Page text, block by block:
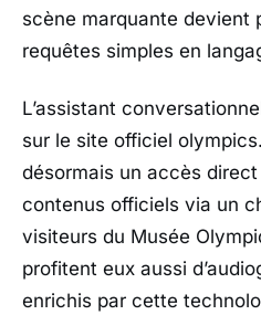
scène marquante devient
requêtes simples en
L’assistant
sur le site officiel
désormais un accès
contenus officiels via un
visiteurs du Musée
profitent eux aussi
enrichis par cette